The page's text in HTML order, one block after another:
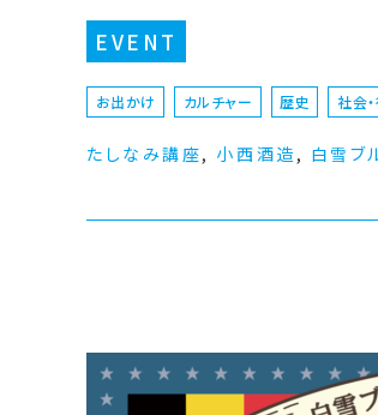
EVENT
お出かけ カルチャー 歴史 社会
たしなみ講座, 小西酒造 , 白雪ブ